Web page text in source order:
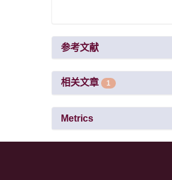
参考文献
相关文章 1
Metrics